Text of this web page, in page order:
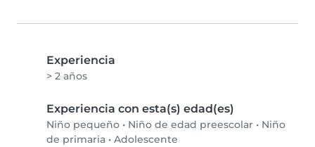
Experiencia
> 2 años
Experiencia con esta(s) edad(es)
Niño pequeño • Niño de edad preescolar • Niño
de primaria • Adolescente